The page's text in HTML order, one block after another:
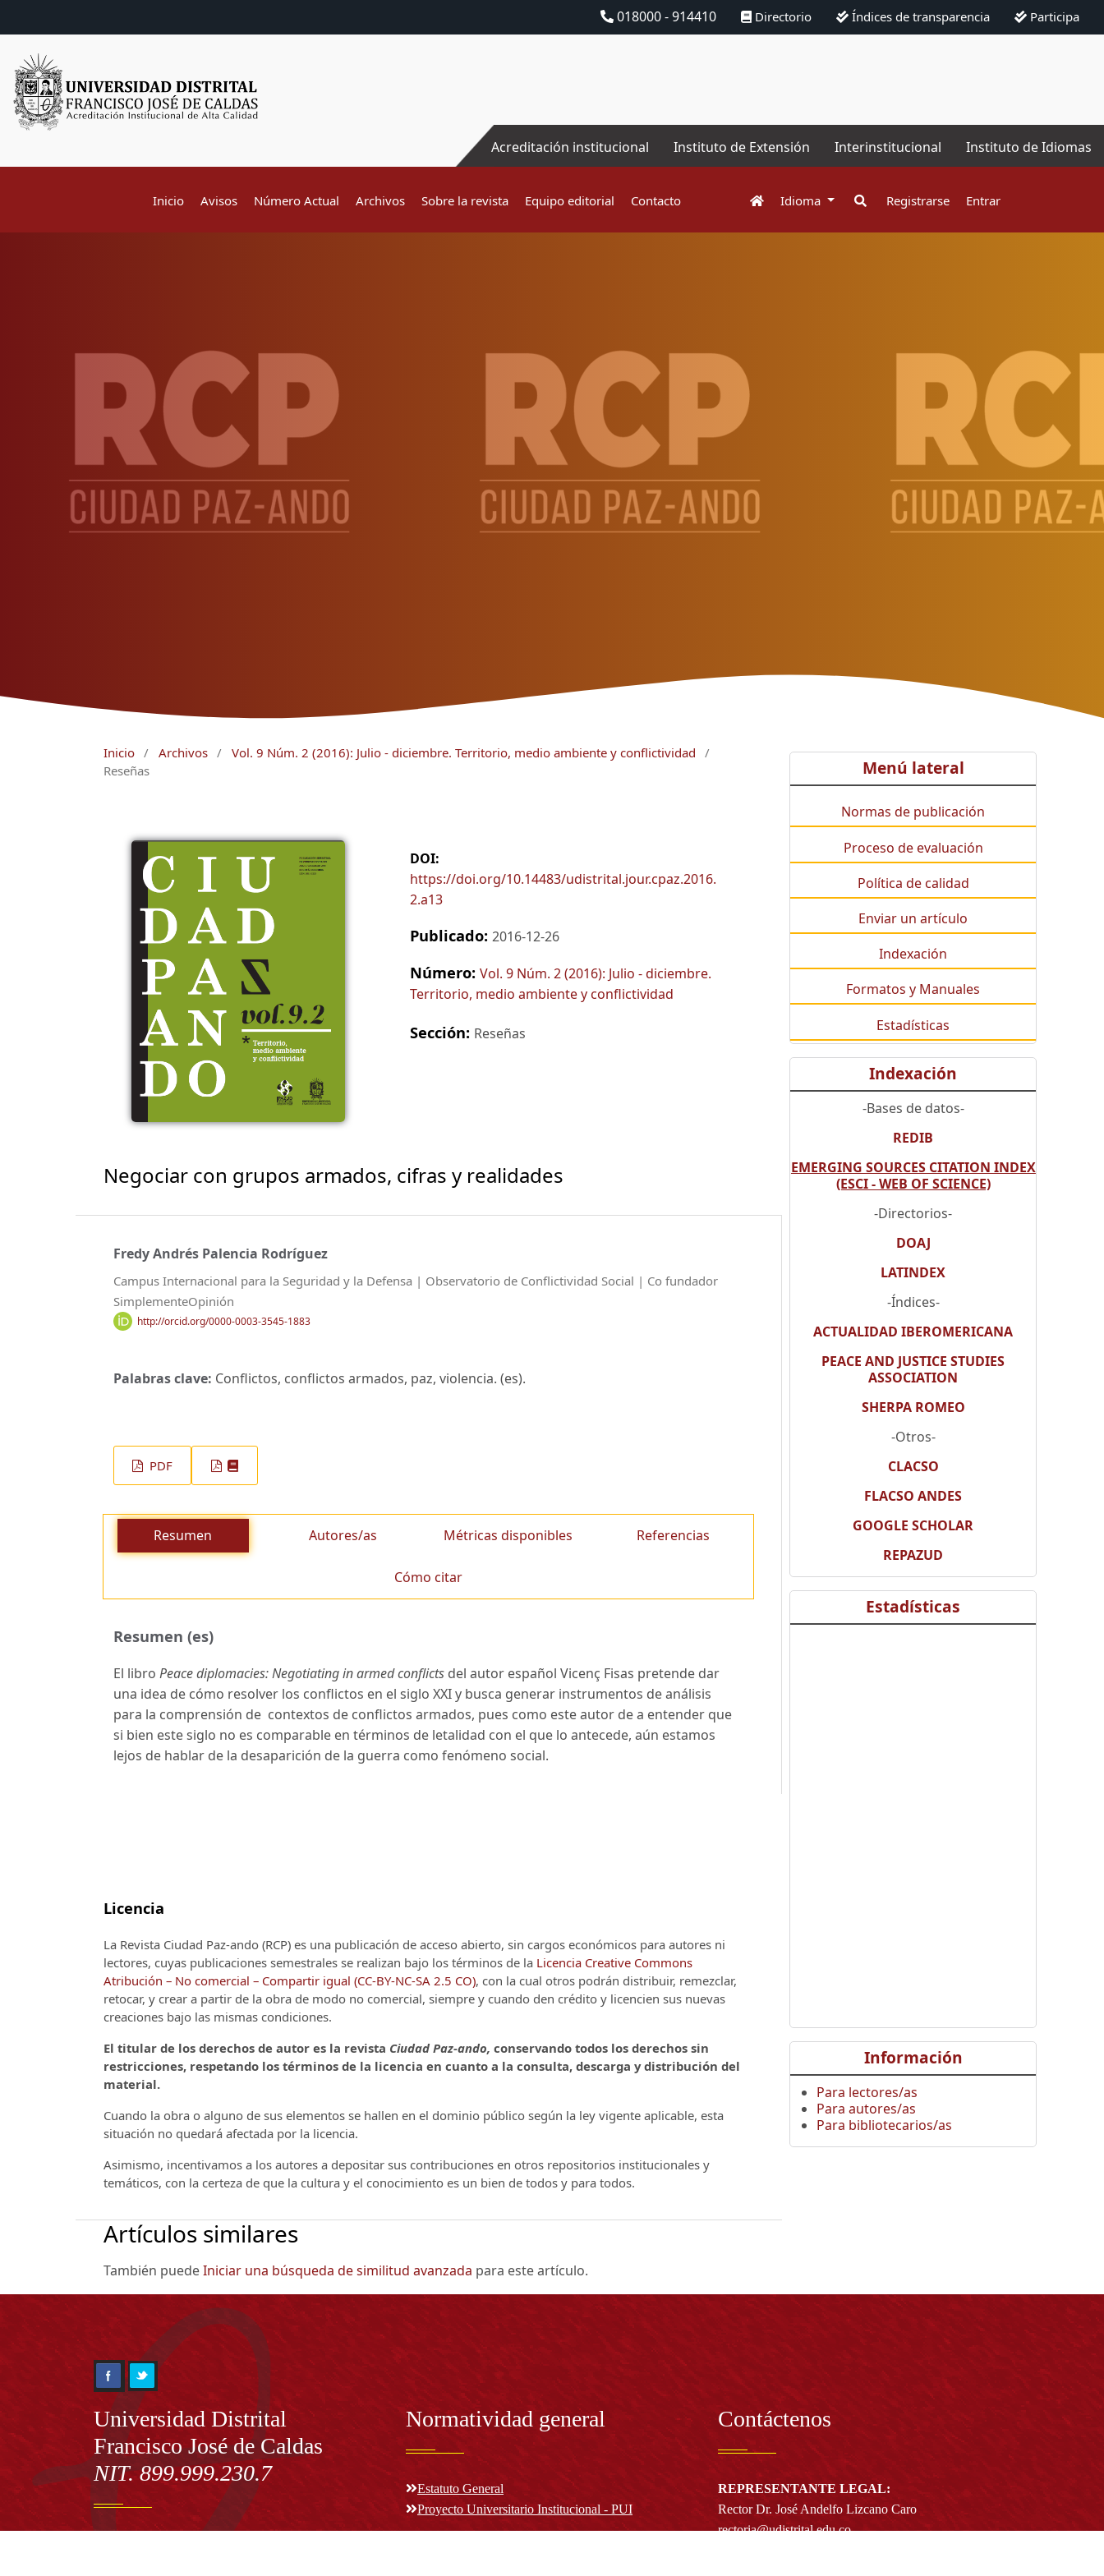
018000 - 914410 Directorio Índices de transparencia Participa
Acreditación institucional Instituto de Extensión Interinstitucional Instituto de Idiomas
Inicio Avisos Número Actual Archivos Sobre la revista Equipo editorial Contacto Idioma Registrarse Entrar
Inicio / Archivos / Vol. 9 Núm. 2 (2016): Julio - diciembre. Territorio, medio ambiente y conflictividad
/
Reseñas
DOI:
https://doi.org/10.14483/udistrital.jour.cpaz.2016.
2.a13
Publicado: 2016-12-26
Número: Vol. 9 Núm. 2 (2016): Julio - diciembre.
Territorio, medio ambiente y conflictividad
Sección: Reseñas
Negociar con grupos armados, cifras y realidades
Fredy Andrés Palencia Rodríguez
Campus Internacional para la Seguridad y la Defensa | Observatorio de Conflictividad Social | Co fundador
SimplementeOpinión
http://orcid.org/0000-0003-3545-1883
Palabras clave: Conflictos, conflictos armados, paz, violencia. (es).
PDF
Resumen Autores/as Métricas disponibles Referencias
Cómo citar
Resumen (es)
El libro Peace diplomacies: Negotiating in armed conflicts del autor español Vicenç Fisas pretende dar
una idea de cómo resolver los conflictos en el siglo XXI y busca generar instrumentos de análisis
para la comprensión de contextos de conflictos armados, pues como este autor de a entender que
si bien este siglo no es comparable en términos de letalidad con el que lo antecede, aún estamos
lejos de hablar de la desaparición de la guerra como fenómeno social.
Licencia
La Revista Ciudad Paz-ando (RCP) es una publicación de acceso abierto, sin cargos económicos para autores ni
lectores, cuyas publicaciones semestrales se realizan bajo los términos de la Licencia Creative Commons
Atribución – No comercial – Compartir igual (CC-BY-NC-SA 2.5 CO), con la cual otros podrán distribuir, remezclar,
retocar, y crear a partir de la obra de modo no comercial, siempre y cuando den crédito y licencien sus nuevas
creaciones bajo las mismas condiciones.
El titular de los derechos de autor es la revista Ciudad Paz-ando, conservando todos los derechos sin
restricciones, respetando los términos de la licencia en cuanto a la consulta, descarga y distribución del
material.
Cuando la obra o alguno de sus elementos se hallen en el dominio público según la ley vigente aplicable, esta
situación no quedará afectada por la licencia.
Asimismo, incentivamos a los autores a depositar sus contribuciones en otros repositorios institucionales y
temáticos, con la certeza de que la cultura y el conocimiento es un bien de todos y para todos.
Artículos similares
También puedeIniciar una búsqueda de similitud avanzada para este artículo.
Menú lateral
Normas de publicación
Proceso de evaluación
Política de calidad
Enviar un artículo
Indexación
Formatos y Manuales
Estadísticas
Indexación
-Bases de datos-
REDIB
EMERGING SOURCES CITATION INDEX
(ESCI - WEB OF SCIENCE)
-Directorios-
DOAJ
LATINDEX
-Índices-
ACTUALIDAD IBEROMERICANA
PEACE AND JUSTICE STUDIES
ASSOCIATION
SHERPA ROMEO
-Otros-
CLACSO
FLACSO ANDES
GOOGLE SCHOLAR
REPAZUD
Estadísticas
Información
Para lectores/as
Para autores/as
Para bibliotecarios/as
Información
Universidad Distrital
Francisco José de Caldas
NIT. 899.999.230.7
Normatividad general
Estatuto General
Proyecto Universitario Institucional - PUI
Contáctenos
REPRESENTANTE LEGAL:
Rector Dr. José Andelfo Lizcano Caro
rectoria@udistrital.edu.co